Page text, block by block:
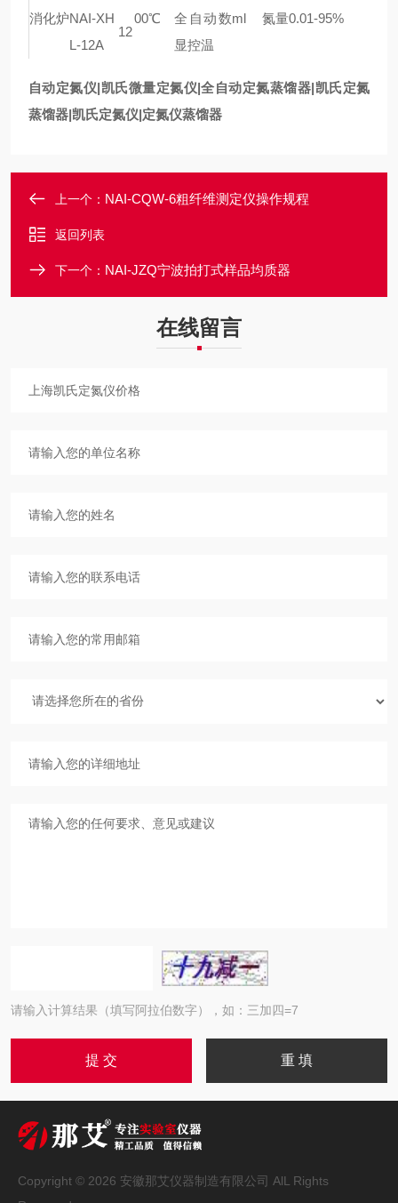
消化炉
00℃
ml
氮量0.01-95%
NAI-XH
L-12A
12
全自动数
显控温
自动定氮仪|凯氏微量定氮仪|全自动定氮蒸馏器|凯氏定氮
蒸馏器|凯氏定氮仪|定氮仪蒸馏器
上一个： NAI-CQW-6粗纤维测定仪操作规程
返回列表
下一个： NAI-JZQ宁波拍打式样品均质器
在线留言
请输入计算结果（填写阿拉伯数字），如：三加四=7
Copyright © 2026 安徽那艾仪器制造有限公司 AlL Rights